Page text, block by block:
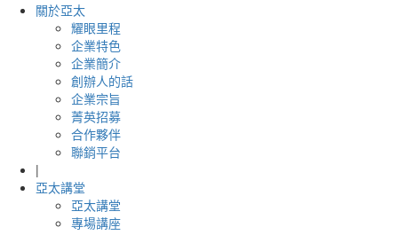
關於亞太
耀眼里程
企業特色
企業簡介
創辦人的話
企業宗旨
菁英招募
合作夥伴
聯銷平台
|
亞太講堂
亞太講堂
專場講座